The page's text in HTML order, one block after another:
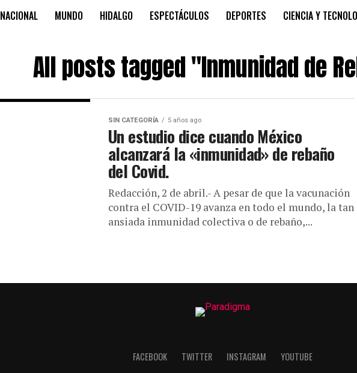
NACIONAL MUNDO HIDALGO ESPECTÁCULOS DEPORTES CIENCIA Y
All posts tagged "Inmunidad de
SIN CATEGORÍA 5 años ago
Un estudio dice cuando México
alcanzará la «inmunidad» de rebaño
del Covid.
Redacción, 2 de abril.- A pesar de que la vacunación
contra el COVID-19 avanza en todo el mundo, la tan
ansiada inmunidad colectiva o de rebaño,...
FACEBOOK TWITTER INSTAGRAM YOUTUBE